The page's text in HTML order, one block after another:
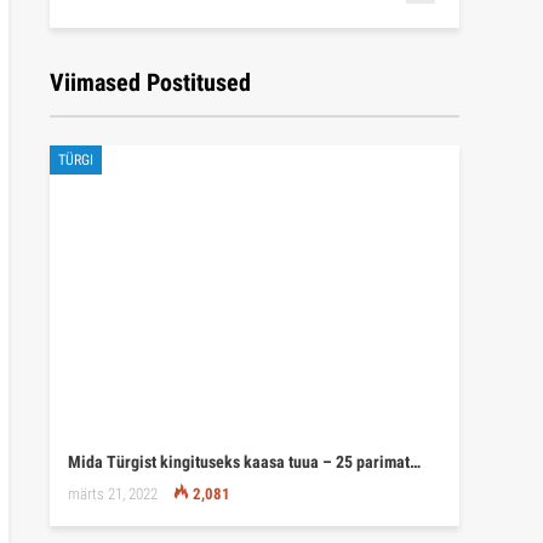
Viimased Postitused
TÜRGI
Mida Türgist kingituseks kaasa tuua – 25 parimat…
märts 21, 2022 2,081